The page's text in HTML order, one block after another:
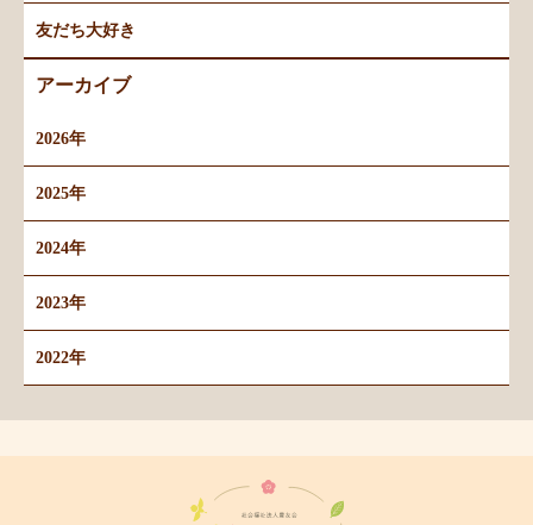
友だち大好き
アーカイブ
2026年
2025年
2024年
2023年
2022年